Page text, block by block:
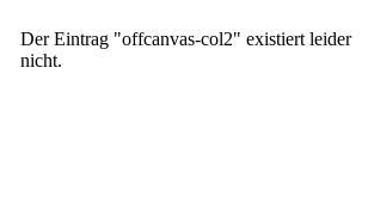
Der Eintrag "offcanvas-col2" existiert leider
nicht.